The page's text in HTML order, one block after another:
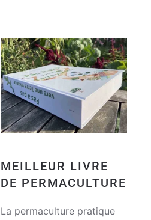
MEILLEUR LIVRE
DE PERMACULTURE
La permaculture pratique